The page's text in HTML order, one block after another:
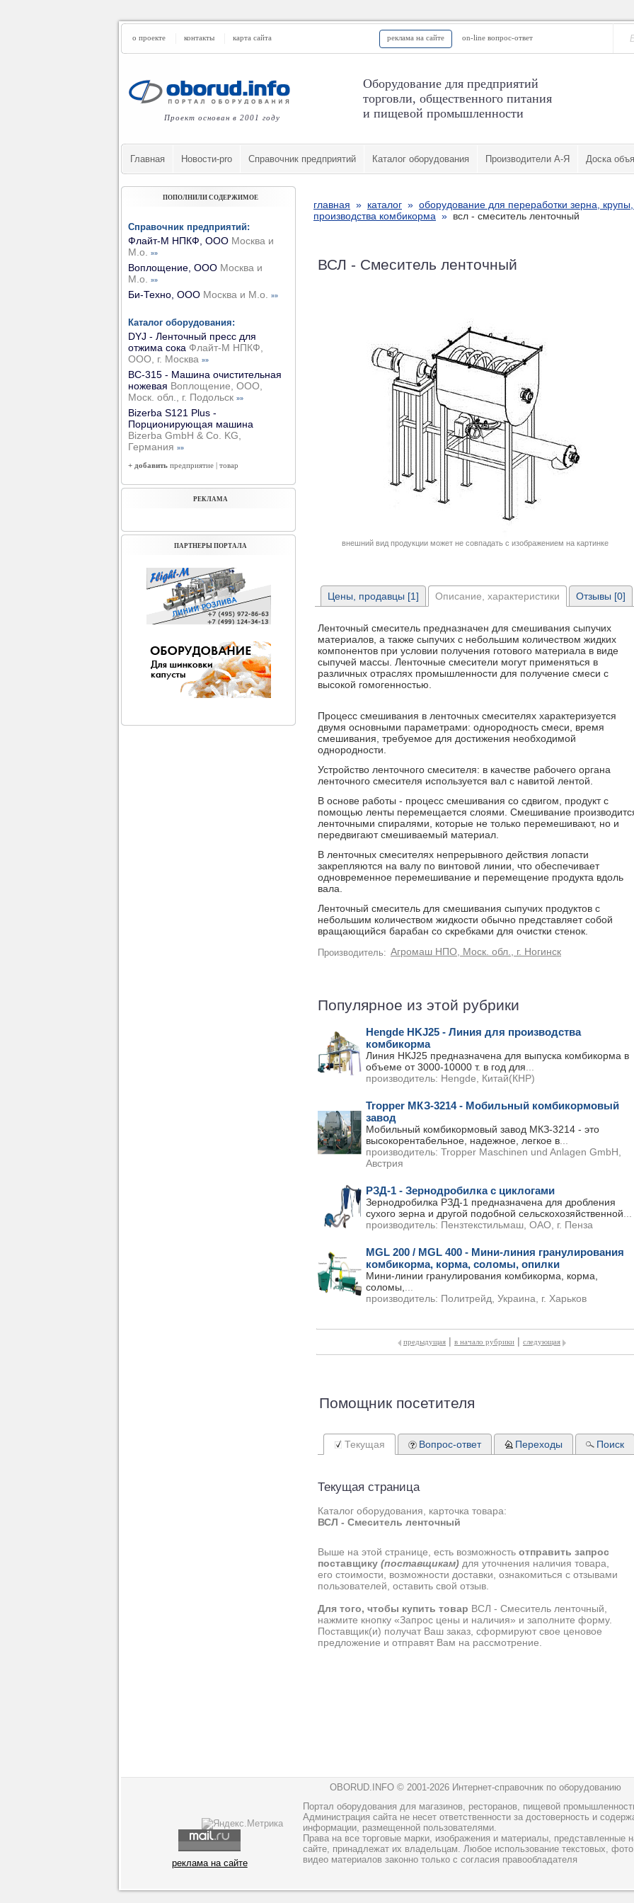
о проекте контакты карта сайта реклама на сайте on-line вопрос-ответ
Проект основан в 2001 году
Оборудование для предприятий
торговли, общественного питания
и пищевой промышленности
Главная Новости-pro Cправочник предприятий Каталог оборудования Производители А-Я Доска
главная » каталог » оборудование для переработки зерна,
производства комбикорма » всл - смеситель ленточный
ВСЛ - Смеситель ленточный
внешний вид продукции может не совпадать с изображением на картинке
Цены, продавцы [1] Описание, характеристики
Ленточный смеситель предназначен для смешивания сыпучих
материалов, а также сыпучих с небольшим количеством жидких
компонентов при условии получения готового материала в виде
сыпучей массы. Ленточные смесители могут применяться в
различных отраслях промышленности для получение смеси с
высокой гомогенностью.
Процесс смешивания в ленточных смесителях характеризуется
двумя основными параметрами: однородность смеси, время
смешивания, требуемое для достижения необходимой
однородности.
Устройство ленточного смесителя: в качестве рабочего органа
ленточного смесителя используется вал с навитой лентой.
В основе работы - процесс смешивания со сдвигом, продукт с
помощью ленты перемещается слоями. Смешивание
ленточными спиралями, которые не только перемешивают, но и
передвигают смешиваемый материал.
В ленточных смесителях непрерывного действия лопасти
закрепляются на валу по винтовой линии, что обеспечивает
одновременное перемешивание и перемещение продукта вдоль
вала.
Ленточный смеситель для смешивания сыпучих продуктов с
небольшим количеством жидкости обычно представляет собой
вращающийся барабан со скребками для очистки стенок.
Производитель: Агромаш НПО, Моск. обл., г. Ногинск
Отзывы [0]
Популярное из этой рубрики
Hengde HKJ25 - Линия для производства
комбикорма
Линия HKJ25 предназначена для выпуска комбикорма в
объеме от 3000-10000 т. в год для
производитель: Hengde, Китай(КНР)
Tropper МКЗ-3214 - Мобильный комбикормовый
завод
Мобильный комбикормовый завод МКЗ-3214 - это
высокорентабельное, надежное, легкое в
производитель: Tropper Maschinen und Anlagen GmbH,
Австрия
РЗД-1 - Зернодробилка с циклогами
Зернодробилка РЗД-1 предназначена для дробления
сухого зерна и другой подобной сельскохозяйственной
производитель: Пензтекстильмаш, ОАО, г. Пенза
MGL 200 / MGL 400 - Мини-линия гранулирования
комбикорма, корма, соломы, опилки
Мини-линии гранулирования комбикорма, корма,
соломы,
производитель: Политрейд, Украина, г. Харьков
предыдущая | в начало рубрики | следующая
Помощник посетителя
Текущая
Текущая страница
Каталог оборудования, карточка товара:
ВСЛ - Смеситель ленточный
Выше на этой странице, есть возможность отправить запрос
поставщику (поставщикам) для уточнения наличия товара,
его стоимости, возможности доставки, ознакомиться с отзывами
пользователей, оставить свой отзыв.
Для того, чтобы купить товар ВСЛ - Смеситель ленточный,
нажмите кнопку «Запрос цены и наличия» и заполните форму.
Поставщик(и) получат Ваш заказ, сформируют свое ценовое
предложение и отправят Вам на рассмотрение.
Вопрос-ответ Переходы Поиск
ПОПОЛНИЛИ СОДЕРЖИМОЕ
Справочник предприятий:
Флайт-М НПКФ, ООО Москва и
М.о.
»»
Воплощение, ООО Москва и
М.о.
»»
Би-Техно, ООО Москва и М.о. »»
Каталог оборудования:
DYJ - Ленточный пресс для
отжима сока Флайт-М НПКФ,
ООО, г. Москва »»
ВС-315 - Машина очистительная
ножевая Воплощение, ООО,
Моск. обл., г. Подольск »»
Bizerba S121 Plus -
Порционирующая машина
Bizerba GmbH & Co. KG,
Германия »»
+ добавить предприятие | товар
РЕКЛАМА
ПАРТНЕРЫ ПОРТАЛА
OBORUD.INFO © 2001-2026 Интернет-справочник по оборудованию
реклама на сайте
Портал оборудования для магазинов, ресторанов, пищевой
Администрация сайта не несет ответственности за достоверность и
информации, размещенной пользователями.
Права на все торговые марки, изображения и материалы, представленные
сайте, принадлежат их владельцам. Любое использование текстовых,
видео материалов законно только с согласия правообладателя